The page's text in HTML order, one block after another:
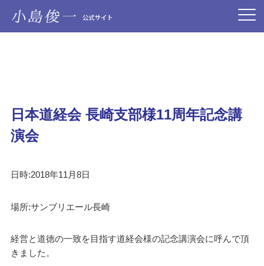
日本道経会 長崎支部様11周年記念講
演会
日時:2018年11月8日
場所:サンブリエール長崎
経営と道徳の一致を目指す道経会様の記念講演会に呼んで頂
きました。